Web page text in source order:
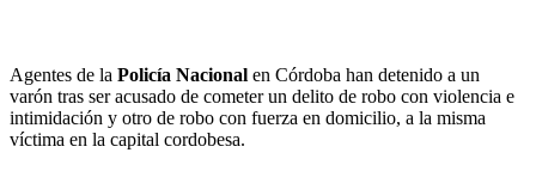
Agentes de la Policía Nacional en Córdoba han detenido a un
varón tras ser acusado de cometer un delito de robo con violencia e
intimidación y otro de robo con fuerza en domicilio, a la misma
víctima en la capital cordobesa.